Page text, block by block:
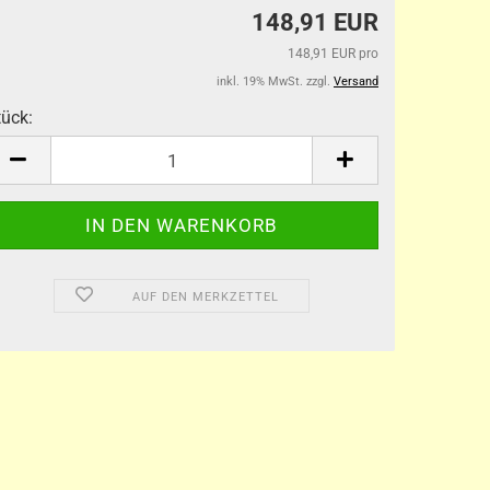
148,91 EUR
148,91 EUR pro
inkl. 19% MwSt. zzgl. Versand
AUF DEN MERKZETTEL